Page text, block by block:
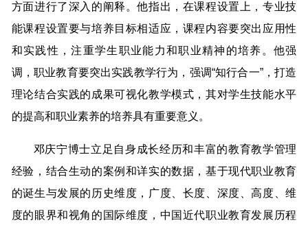
方面进行了深入的阐释。他指出，在课程设置上，专业技
能课程设置要与培养目标相适应，课程内容要突出应用性
和实践性，注重学生职业能力和职业精神的培养。他强
调，职业教育要突出实践教学行为，强调“知行合一”，打造
理论结合实践的成果可视化教学模式，其对学生技能水平
的提高和职业素养的培养具有重要意义。
邓庆宁博士立足自身成长经历和丰富的教育教学管理
经验，结合生动的案例和详实的数据，基于现代职业教育
的诞生与发展的历史维度，广度、长度、深度、高度、维
度的眼界和视角的国际维度，中国近代职业教育发展历程